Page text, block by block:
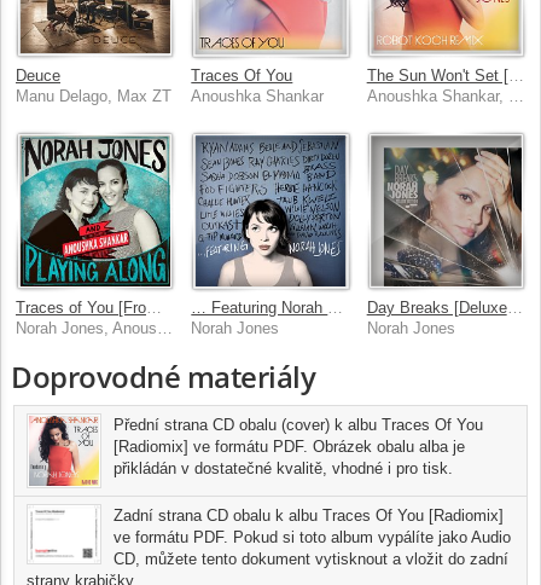
Deuce
Manu Delago, Max ZT
Traces Of You
Anoushka Shankar
The Sun Won't Set [Robot Koch Remix]
Traces of You [From “Norah Jones is Playing Along” Podcast]
Norah Jones, Anoushka Shankar
… Featuring Norah Jones
Norah Jones
Day Breaks [Deluxe Edition]
Norah Jones
Doprovodné materiály
Přední strana CD obalu (cover) k albu Traces Of You
[Radiomix] ve formátu PDF. Obrázek obalu alba je
přikládán v dostatečné kvalitě, vhodné i pro tisk.
Zadní strana CD obalu k albu Traces Of You [Radiomix]
ve formátu PDF. Pokud si toto album vypálíte jako Audio
CD, můžete tento dokument vytisknout a vložit do zadní
strany krabičky.